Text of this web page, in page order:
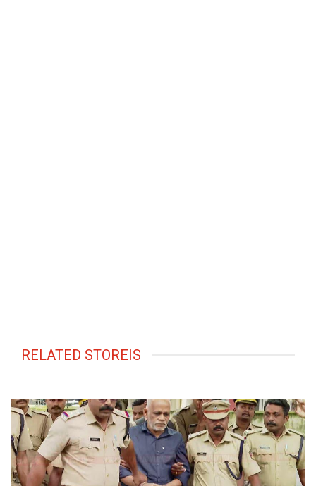
RELATED STOREIS